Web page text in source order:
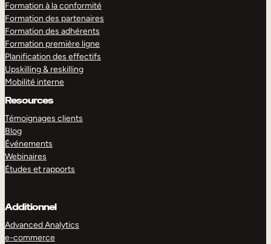
Formation à la conformité
Formation des partenaires
Formation des adhérents
Formation première ligne
Planification des effectifs
Upskilling & reskilling
Mobilité interne
Resources
Témoignages clients
Blog
Événements
Webinaires
Études et rapports
Additionnel
Advanced Analytics
e-commerce